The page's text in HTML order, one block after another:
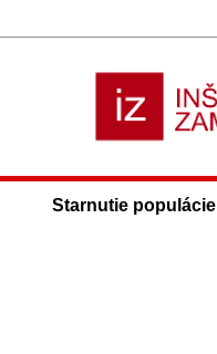
Starnutie populácie